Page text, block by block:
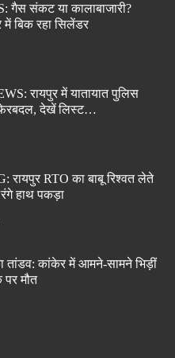
गैस संकट या कालाबाजारी?
में बिक रहा सिलेंडर
रायपुर में यातायात पुलिस
फेरबदल, देखें लिस्ट…
RTO का बाबू रिश्वत लेते
हाथ पकड़ा
तांडव: कांकेर में आमने-सामने भिड़ीं
पर मौत